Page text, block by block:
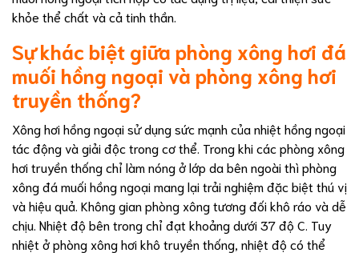
khỏe thể chất và cả tinh thần.
Sự khác biệt giữa phòng xông hơi đá
muối hồng ngoại và phòng xông hơi
truyền thống?
Xông hơi hồng ngoại sử dụng sức mạnh của nhiệt hồng ngoại
tác động và giải độc trong cơ thể. Trong khi các phòng xông
hơi truyền thống chỉ làm nóng ở lớp da bên ngoài thì phòng
xông đá muối hồng ngoại mang lại trải nghiệm đặc biệt thú vị
và hiệu quả. Không gian phòng xông tương đối khô ráo và dễ
chịu. Nhiệt độ bên trong chỉ đạt khoảng dưới 37 độ C. Tuy
nhiệt ở phòng xông hơi khô truyền thống, nhiệt độ có thể